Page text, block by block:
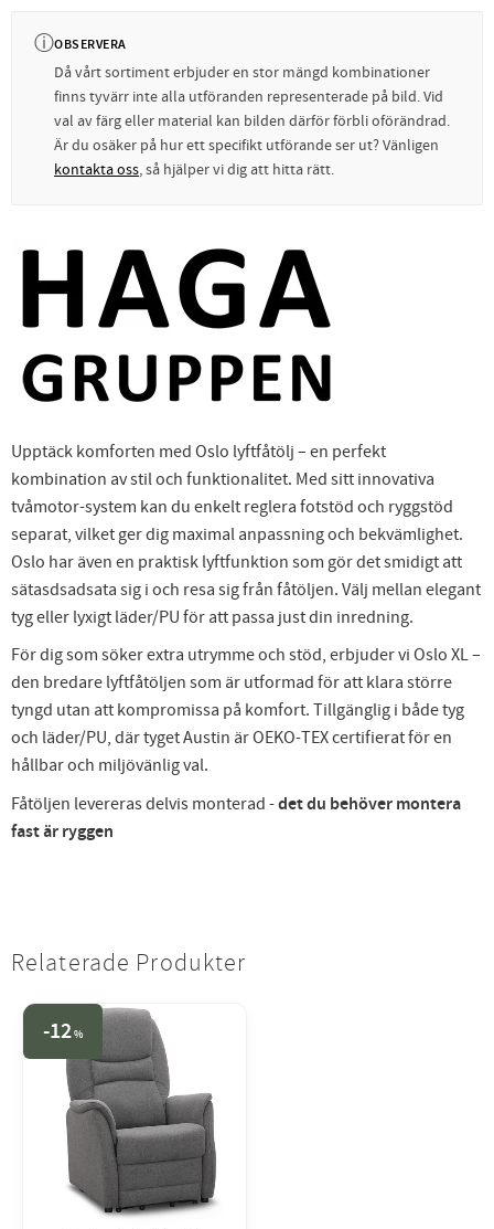
ⓘOBSERVERA
Då vårt sortiment erbjuder en stor mängd kombinationer
finns tyvärr inte alla utföranden representerade på bild. Vid
val av färg eller material kan bilden därför förbli oförändrad.
Är du osäker på hur ett specifikt utförande ser ut? Vänligen
kontakta oss, så hjälper vi dig att hitta rätt.
Upptäck komforten med Oslo lyftfåtölj – en perfekt
kombination av stil och funktionalitet. Med sitt innovativa
tvåmotor-system kan du enkelt reglera fotstöd och ryggstöd
separat, vilket ger dig maximal anpassning och bekvämlighet.
Oslo har även en praktisk lyftfunktion som gör det smidigt att
sätasdsadsata sig i och resa sig från fåtöljen. Välj mellan elegant
tyg eller lyxigt läder/PU för att passa just din inredning.
För dig som söker extra utrymme och stöd, erbjuder vi Oslo XL –
den bredare lyftfåtöljen som är utformad för att klara större
tyngd utan att kompromissa på komfort. Tillgänglig i både tyg
och läder/PU, där tyget Austin är OEKO-TEX certifierat för en
hållbar och miljövänlig val.
Fåtöljen levereras delvis monterad -det du behöver montera
fast är ryggen
Relaterade Produkter
12%